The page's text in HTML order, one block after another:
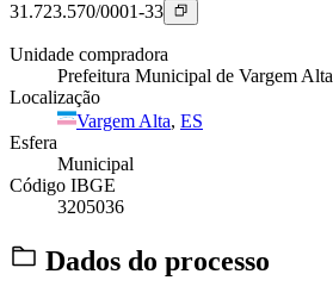
31.723.570/0001-33
Unidade compradora
Prefeitura Municipal de Vargem Alta
Localização
Vargem Alta, ES
Esfera
Municipal
Código IBGE
3205036
Dados do processo